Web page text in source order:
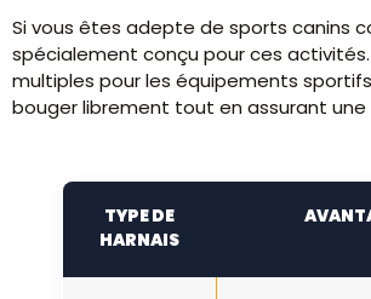
Si vous êtes adepte de sports canins
spécialement conçu pour ces
multiples pour les équipements
bouger librement tout en assurant
TYPE DE
HARNAIS